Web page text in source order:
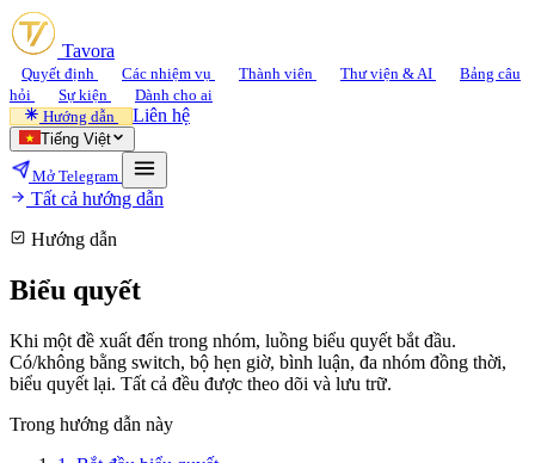
Tavora
Quyết định Các nhiệm vụ Thành viên Thư viện & AI
Bảng câu
hỏi
Sự kiện
Dành cho ai
Hướng dẫn
Liên hệ
Tiếng Việt
Mở Telegram
Tất cả hướng dẫn
Hướng dẫn
Biểu quyết
Khi một đề xuất đến trong nhóm, luồng biểu quyết bắt đầu.
Có/không bằng switch, bộ hẹn giờ, bình luận, đa nhóm đồng thời,
biểu quyết lại. Tất cả đều được theo dõi và lưu trữ.
Trong hướng dẫn này